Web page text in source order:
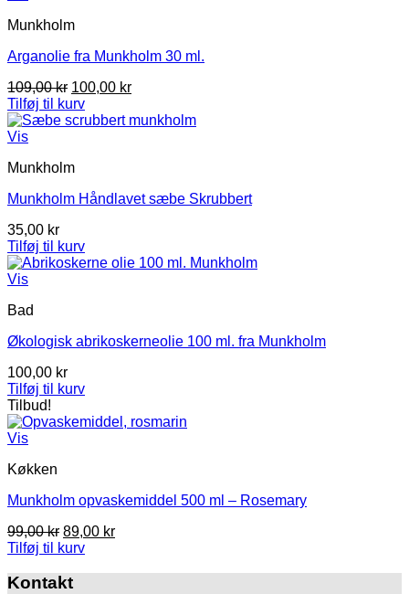
Munkholm
Arganolie fra Munkholm 30 ml.
109,00kr Den
oprindelige
pris
100,00 krDen
pris
Tilføj til kurv
Vis
Munkholm
Munkholm Håndlavet sæbe Skrubbert
35,00 kr
Tilføj til kurv
Vis
Bad
Økologisk abrikoskerneolie 100 ml. fra Munkholm
100,00 kr
Tilføj til kurv
Tilbud!
Vis
Køkken
Munkholm opvaskemiddel 500 ml – Rosemary
99,00kr Den
oprindelige
var:
89,00 krDen
Tilføj til kurv
Kontakt